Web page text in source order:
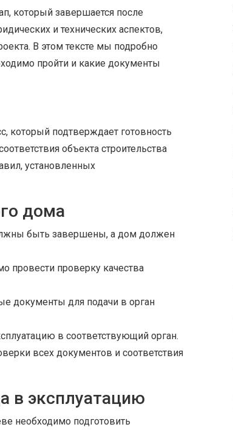
который завершается после
и технических аспектов,
В этом тексте мы подробно
пройти и какие документы
который подтверждает готовность
объекта строительства
установленных
дома
быть завершены, а дом должен
провести проверку качества
документы для подачи в орган
в соответствующий орган.
всех документов и соответствия
в эксплуатацию
необходимо подготовить